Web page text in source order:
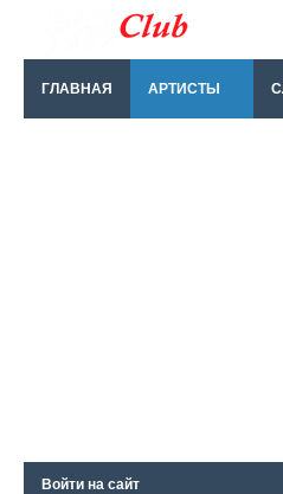
ГЛАВНАЯ АРТИСТЫ
Войти на сайт